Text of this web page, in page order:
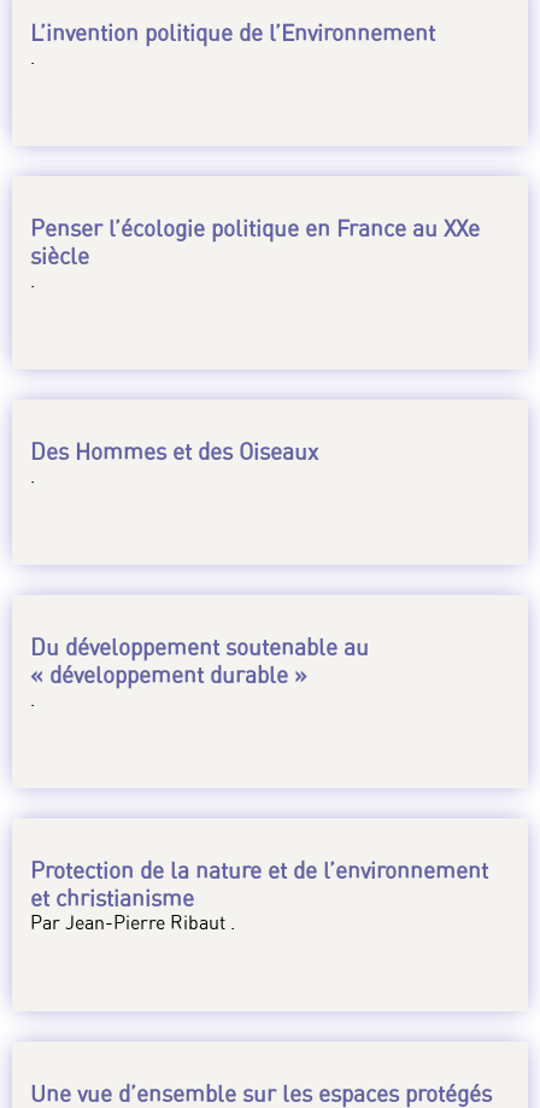
L’invention politique de l’Environnement
.
Penser l’écologie politique en France au XXe
siècle
.
Des Hommes et des Oiseaux
.
Du développement soutenable au
« développement durable »
.
Protection de la nature et de l’environnement
et christianisme
Par Jean-Pierre Ribaut .
Une vue d’ensemble sur les espaces protégés